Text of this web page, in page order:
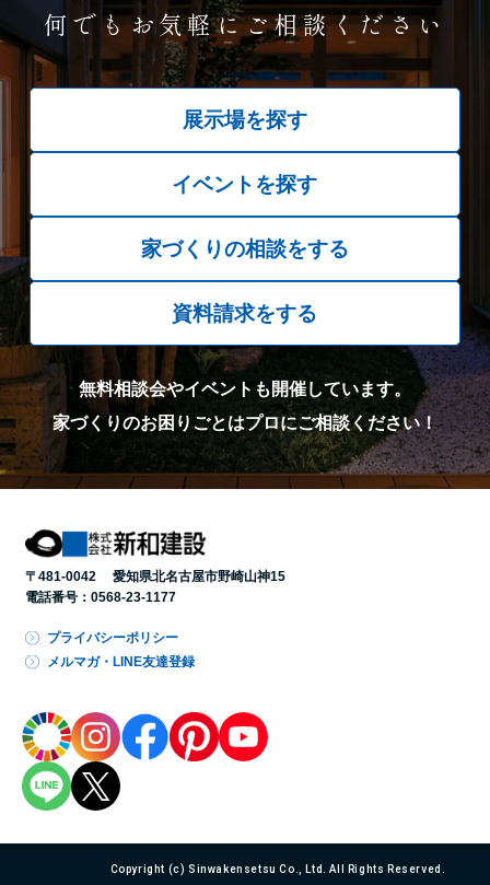
何でもお気軽にご相談ください
展示場を探す
イベントを探す
家づくりの相談をする
資料請求をする
無料相談会やイベントも開催しています。
家づくりのお困りごとはプロにご相談ください！
〒481-0042 愛知県北名古屋市野崎山神15
電話番号： 0568-23-1177
プライバシーポリシー
メルマガ・LINE友達登録
Copyright (c) Sinwakensetsu Co., Ltd. All Rights Reserved.